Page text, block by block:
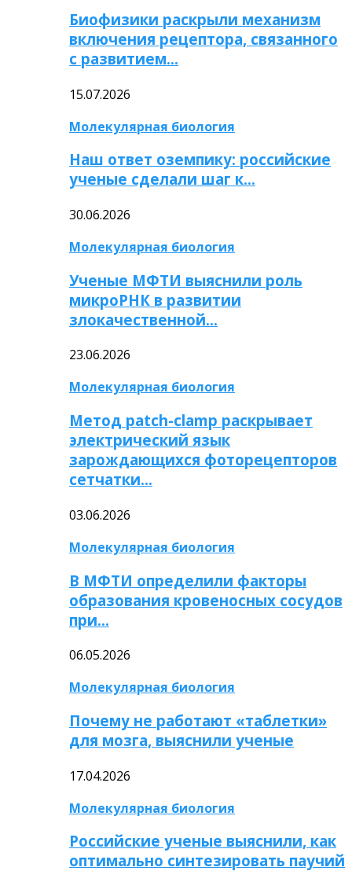
Биофизики раскрыли механизм
включения рецептора, связанного
с развитием…
15.07.2026
Молекулярная биология
Наш ответ оземпику: российские
ученые сделали шаг к…
30.06.2026
Молекулярная биология
Ученые МФТИ выяснили роль
микроРНК в развитии
злокачественной…
23.06.2026
Молекулярная биология
Метод patch-clamp раскрывает
электрический язык
зарождающихся фоторецепторов
сетчатки…
03.06.2026
Молекулярная биология
В МФТИ определили факторы
образования кровеносных сосудов
при…
06.05.2026
Молекулярная биология
Почему не работают «таблетки»
для мозга, выяснили ученые
17.04.2026
Молекулярная биология
Российские ученые выяснили, как
оптимально синтезировать паучий